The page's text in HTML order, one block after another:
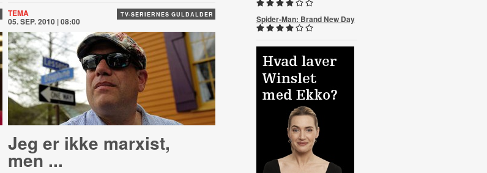
TV-SERIERNES GULDALDER
TEMA
05. SEP. 2010 | 08:00
Jeg er ikke marxist,
men ...
Spider-Man: Brand New Day